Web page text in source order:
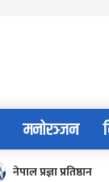
मनोरञ्जन
नेपाल प्रज्ञा प्रतिष्ठान